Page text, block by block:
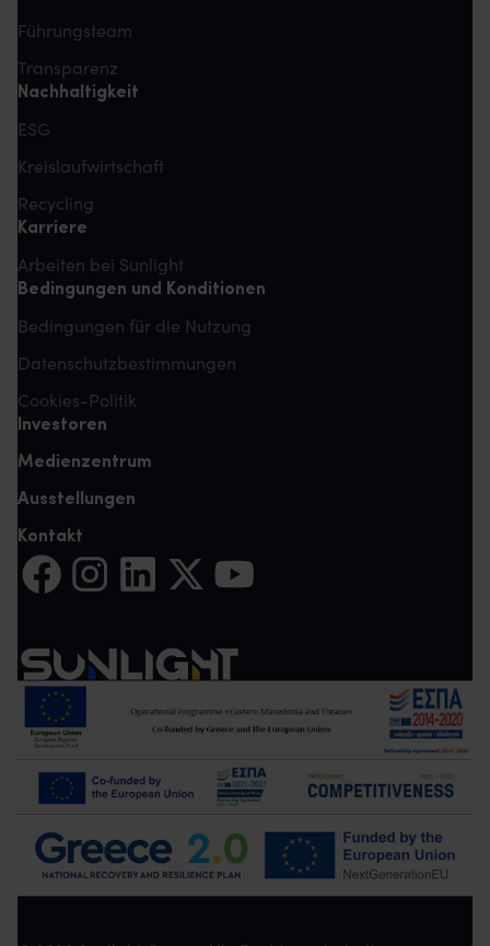
Führungsteam
Transparenz
Nachhaltigkeit
ESG
Kreislaufwirtschaft
Recycling
Karriere
Arbeiten bei Sunlight
Bedingungen und Konditionen
Bedingungen für die Nutzung
Datenschutzbestimmungen
Cookies-Politik
Investoren
Medienzentrum
Ausstellungen
Kontakt
Auf Facebook teilen (Es öffnet sich eine neue Registerkarte)
Auf Instagram teilen (Es öffnet sich eine neue
Auf LinkedIn teilen (Es öffnet sich eine neue
Auf Twitter teilen (Es öffnet sich eine
Auf YouTube teilen (Es öffnet sich